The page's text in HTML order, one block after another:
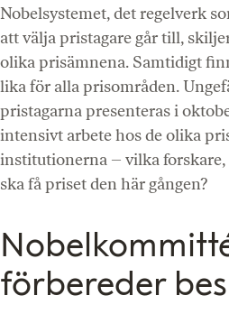
Nobelsystemet, det regelverk
att välja pristagare går till,
olika prisämnena. Samtidigt
lika för alla prisområden.
pristagarna presenteras i
intensivt arbete hos de olika
institutionerna – vilka
ska få priset den här gången?
förbereder